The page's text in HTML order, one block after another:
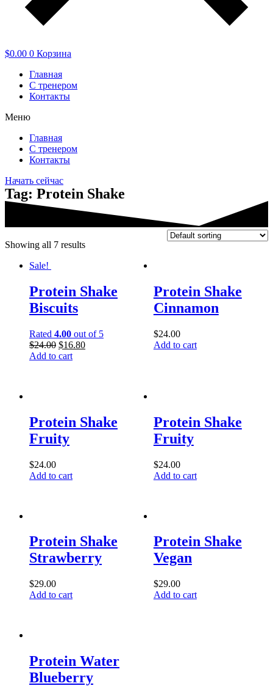
$0.00 0 Корзина
Главная
С тренером
Контакты
Меню
Главная
С тренером
Контакты
Начать сейчас
Tag: Protein Shake
Showing all 7 results
Sale!
Protein Shake
Biscuits
Rated 4.00 out of 5
$24.00 $16.80
Add to cart
Protein Shake
Cinnamon
$24.00
Add to cart
Protein Shake
Fruity
$24.00
Add to cart
Protein Shake
Fruity
$24.00
Add to cart
Protein Shake
Strawberry
$29.00
Add to cart
Protein Shake
Vegan
$29.00
Add to cart
Protein Water
Blueberry